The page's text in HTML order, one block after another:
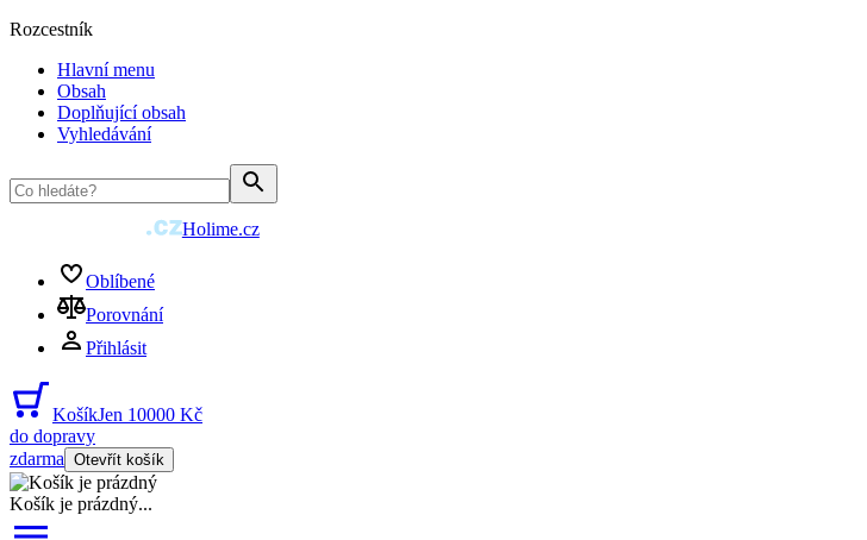
Rozcestník
Hlavní menu
Obsah
Doplňující obsah
Vyhledávání
Holime.cz
Oblíbené
Porovnání
Přihlásit
KošíkJen 10000 Kč
do dopravy
zdarma Otevřít košík
Košík je prázdný...